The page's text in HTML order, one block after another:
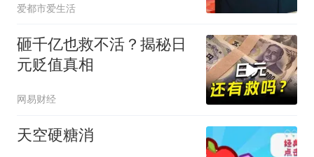
爱都市爱生活
砸千亿也救不活？揭秘日
元贬值真相
网易财经
天空硬糖消